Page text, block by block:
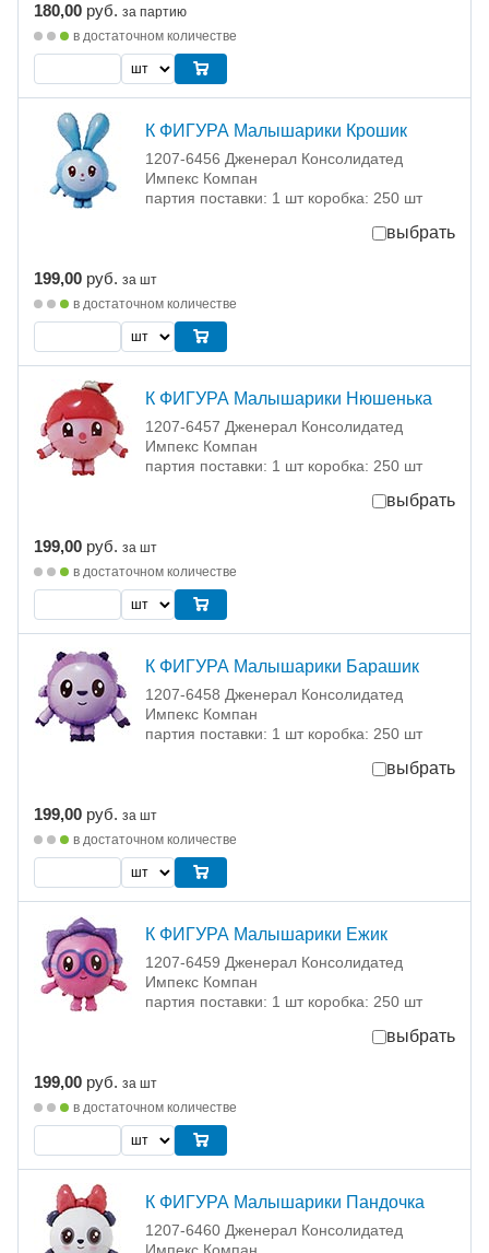
180,00 руб. за партию
в достаточном количестве
К ФИГУРА Малышарики Крошик
1207-6456 Дженерал Консолидатед
Импекс Компан
партия поставки: 1 шт коробка: 250 шт
выбрать
199,00 руб. за шт
в достаточном количестве
К ФИГУРА Малышарики Нюшенька
1207-6457 Дженерал Консолидатед
Импекс Компан
партия поставки: 1 шт коробка: 250 шт
выбрать
199,00 руб. за шт
в достаточном количестве
К ФИГУРА Малышарики Барашик
1207-6458 Дженерал Консолидатед
Импекс Компан
партия поставки: 1 шт коробка: 250 шт
выбрать
199,00 руб. за шт
в достаточном количестве
К ФИГУРА Малышарики Ежик
1207-6459 Дженерал Консолидатед
Импекс Компан
партия поставки: 1 шт коробка: 250 шт
выбрать
199,00 руб. за шт
в достаточном количестве
К ФИГУРА Малышарики Пандочка
1207-6460 Дженерал Консолидатед